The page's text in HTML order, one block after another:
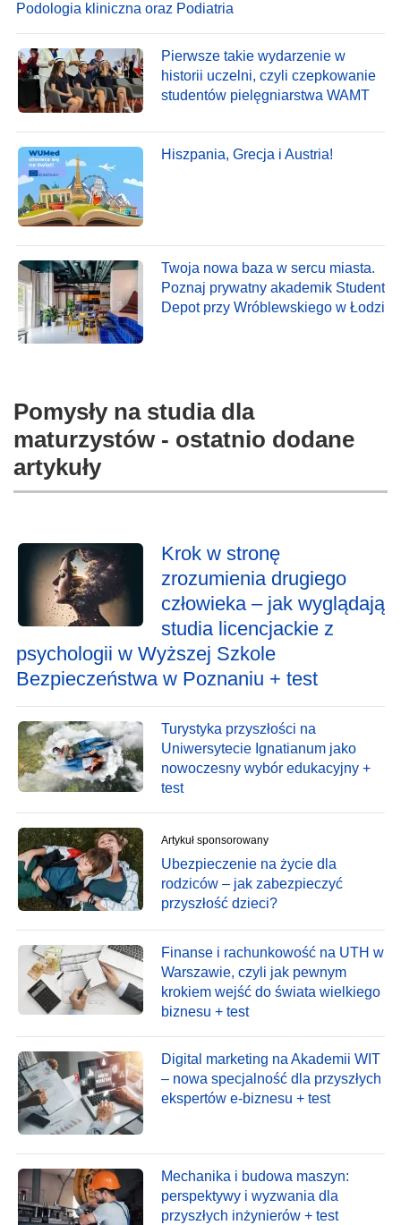
Podologia kliniczna oraz Podiatria
Pierwsze takie wydarzenie w
historii uczelni, czyli czepkowanie
studentów pielęgniarstwa WAMT
Hiszpania, Grecja i Austria!
Twoja nowa baza w sercu miasta.
Poznaj prywatny akademik Student
Depot przy Wróblewskiego w Łodzi
Pomysły na studia dla
maturzystów - ostatnio dodane
artykuły
Krok w stronę
zrozumienia drugiego
człowieka – jak wyglądają
studia licencjackie z
psychologii w Wyższej Szkole
Bezpieczeństwa w Poznaniu + test
Turystyka przyszłości na
Uniwersytecie Ignatianum jako
nowoczesny wybór edukacyjny +
test
Artykuł sponsorowany
Ubezpieczenie na życie dla
rodziców – jak zabezpieczyć
przyszłość dzieci?
Finanse i rachunkowość na UTH w
Warszawie, czyli jak pewnym
krokiem wejść do świata wielkiego
biznesu + test
Digital marketing na Akademii WIT
– nowa specjalność dla przyszłych
ekspertów e-biznesu + test
Mechanika i budowa maszyn:
perspektywy i wyzwania dla
przyszłych inżynierów + test